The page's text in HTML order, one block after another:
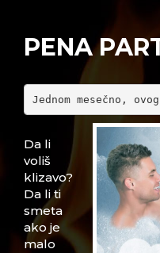
PENA
Jednom mesečno,
Da li
voliš
klizavo?
Da li ti
smeta
ako je
malo